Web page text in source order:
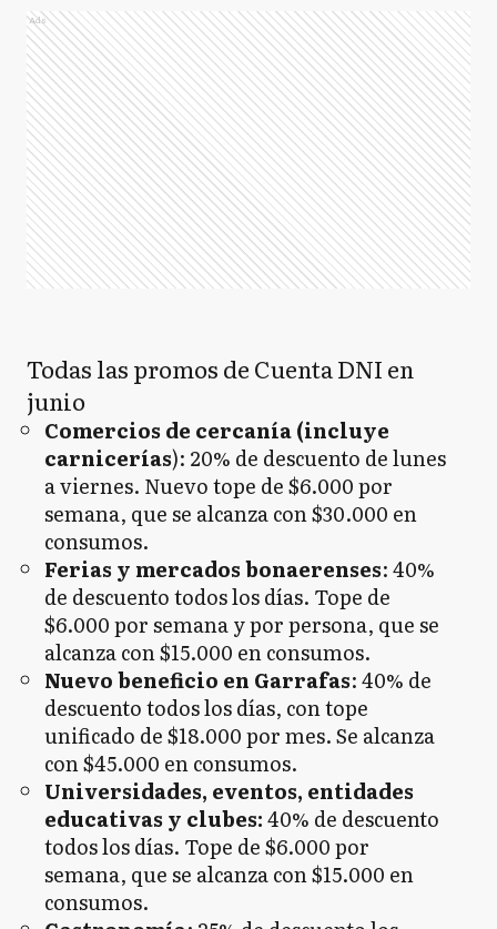
Ads
Todas las promos de Cuenta DNI en
junio
Comercios de cercanía (incluye
carnicerías): 20% de descuento de lunes
a viernes. Nuevo tope de $6.000 por
semana, que se alcanza con $30.000 en
consumos.
Ferias y mercados bonaerenses: 40%
de descuento todos los días. Tope de
$6.000 por semana y por persona, que se
alcanza con $15.000 en consumos.
Nuevo beneficio en Garrafas: 40% de
descuento todos los días, con tope
unificado de $18.000 por mes. Se alcanza
con $45.000 en consumos.
Universidades, eventos, entidades
educativas y clubes:40% de descuento
todos los días. Tope de $6.000 por
semana, que se alcanza con $15.000 en
consumos.